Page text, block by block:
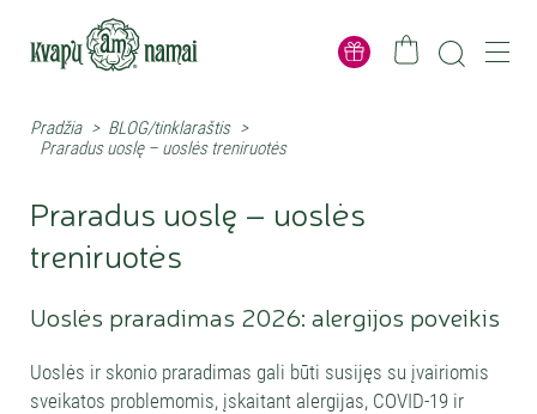
Pradžia > BLOG/tinklaraštis >
Praradus uoslę – uoslės treniruotės
Praradus uoslę – uoslės
treniruotės
Uoslės praradimas 2026: alergijos poveikis
Uoslės ir skonio praradimas gali būti susijęs su įvairiomis
sveikatos problemomis, įskaitant alergijas, COVID-19 ir